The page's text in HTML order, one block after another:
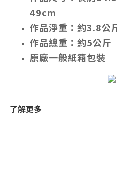
49cm
作品淨重：約3.8公
作品總重：約5公斤
原廠一般紙箱包裝
了解更多